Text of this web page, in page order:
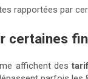
rapportées par
certaines
affichent des